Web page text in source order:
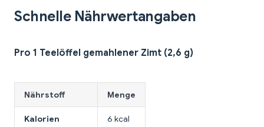
Schnelle Nährwertangaben
Pro 1 Teelöffel gemahlener Zimt (2,6 g)
Nährstoff Menge
Kalorien 6 kcal